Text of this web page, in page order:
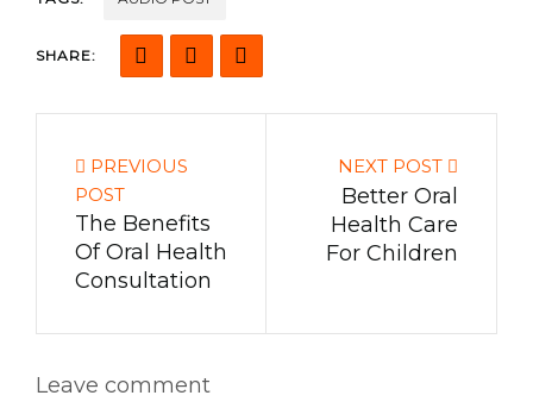
SHARE:
PREVIOUS
POST
The Benefits
Of Oral Health
Consultation
NEXT POST
Better Oral
Health Care
For Children
Leave comment